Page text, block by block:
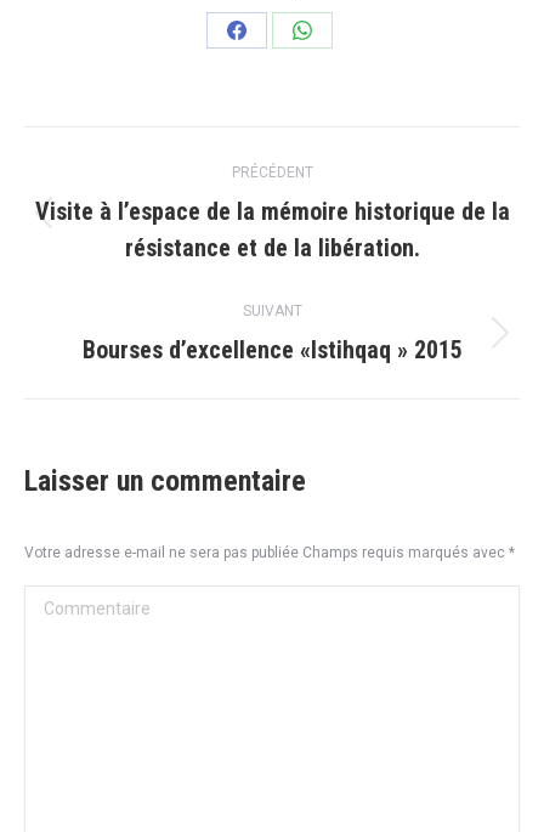
PartagerPartager
article
PRÉCÉDENT
Article
précédent
Visite à l’espace de la mémoire historique de la
résistance et de la libération.
SUIVANT
Article
Bourses d’excellence «Istihqaq » 2015
Laisser un commentaire
Votre adresse e-mail ne sera pas publiée Champs requis marqués avec *
Commentaire